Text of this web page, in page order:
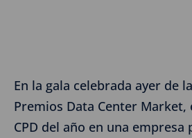
En la gala celebrada ayer de
Premios Data Center Market,
CPD del año en una empresa